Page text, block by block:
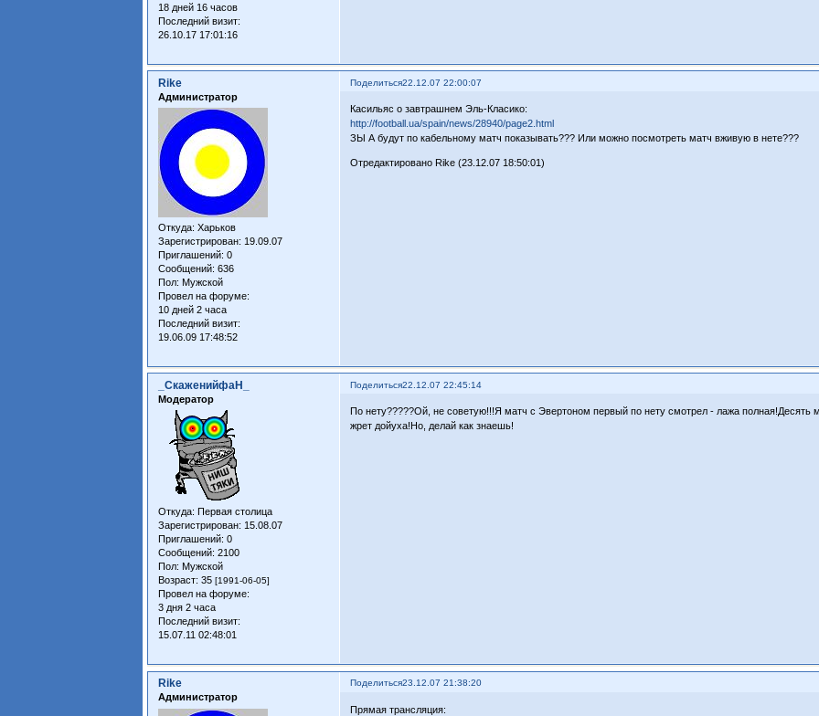
18 дней 16 часов
Последний визит:
26.10.17 17:01:16
Поделиться22.12.07 22:00:07
Rike
Администратор
Откуда: Харьков
Зарегистрирован: 19.09.07
Приглашений: 0
Сообщений: 636
Пол: Мужской
Провел на форуме:
10 дней 2 часа
Последний визит:
19.06.09 17:48:52
Касильяс о завтрашнем Эль-Класико:
http://football.ua/spain/news/28940/page2.html
ЗЫ А будут по кабельному матч показывать??? Или можно посмотреть матч вживую в нете???
Отредактировано Rike (23.12.07 18:50:01)
Поделиться22.12.07 22:45:14
_СкаженийфаН_
Модератор
Откуда: Первая столица
Зарегистрирован: 15.08.07
Приглашений: 0
Сообщений: 2100
Пол: Мужской
Возраст: 35[1991-06-05]
Провел на форуме:
3 дня 2 часа
Последний визит:
15.07.11 02:48:01
По нету?????Ой, не советую!!!Я матч с Эвертоном первый по нету смотрел - лажа полная!Десять
жрет дойуха!Но, делай как знаешь!
Поделиться23.12.07 21:38:20
Rike
Администратор
Прямая трансляция: